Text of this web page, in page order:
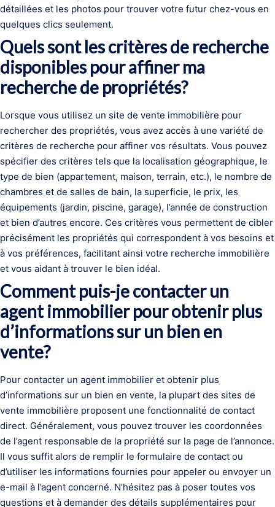
détaillées et les photos pour trouver votre futur chez-vous en
quelques clics seulement.
Quels sont les critères de recherche
disponibles pour affiner ma
recherche de propriétés?
Lorsque vous utilisez un site de vente immobilière pour
rechercher des propriétés, vous avez accès à une variété de
critères de recherche pour affiner vos résultats. Vous pouvez
spécifier des critères tels que la localisation géographique, le
type de bien (appartement, maison, terrain, etc.), le nombre de
chambres et de salles de bain, la superficie, le prix, les
équipements (jardin, piscine, garage), l’année de construction
et bien d’autres encore. Ces critères vous permettent de cibler
précisément les propriétés qui correspondent à vos besoins et
à vos préférences, facilitant ainsi votre recherche immobilière
et vous aidant à trouver le bien idéal.
Comment puis-je contacter un
agent immobilier pour obtenir plus
d’informations sur un bien en
vente?
Pour contacter un agent immobilier et obtenir plus
d’informations sur un bien en vente, la plupart des sites de
vente immobilière proposent une fonctionnalité de contact
direct. Généralement, vous pouvez trouver les coordonnées
de l’agent responsable de la propriété sur la page de l’annonce.
Il vous suffit alors de remplir le formulaire de contact ou
d’utiliser les informations fournies pour appeler ou envoyer un
e-mail à l’agent concerné. N’hésitez pas à poser toutes vos
questions et à demander des détails supplémentaires pour